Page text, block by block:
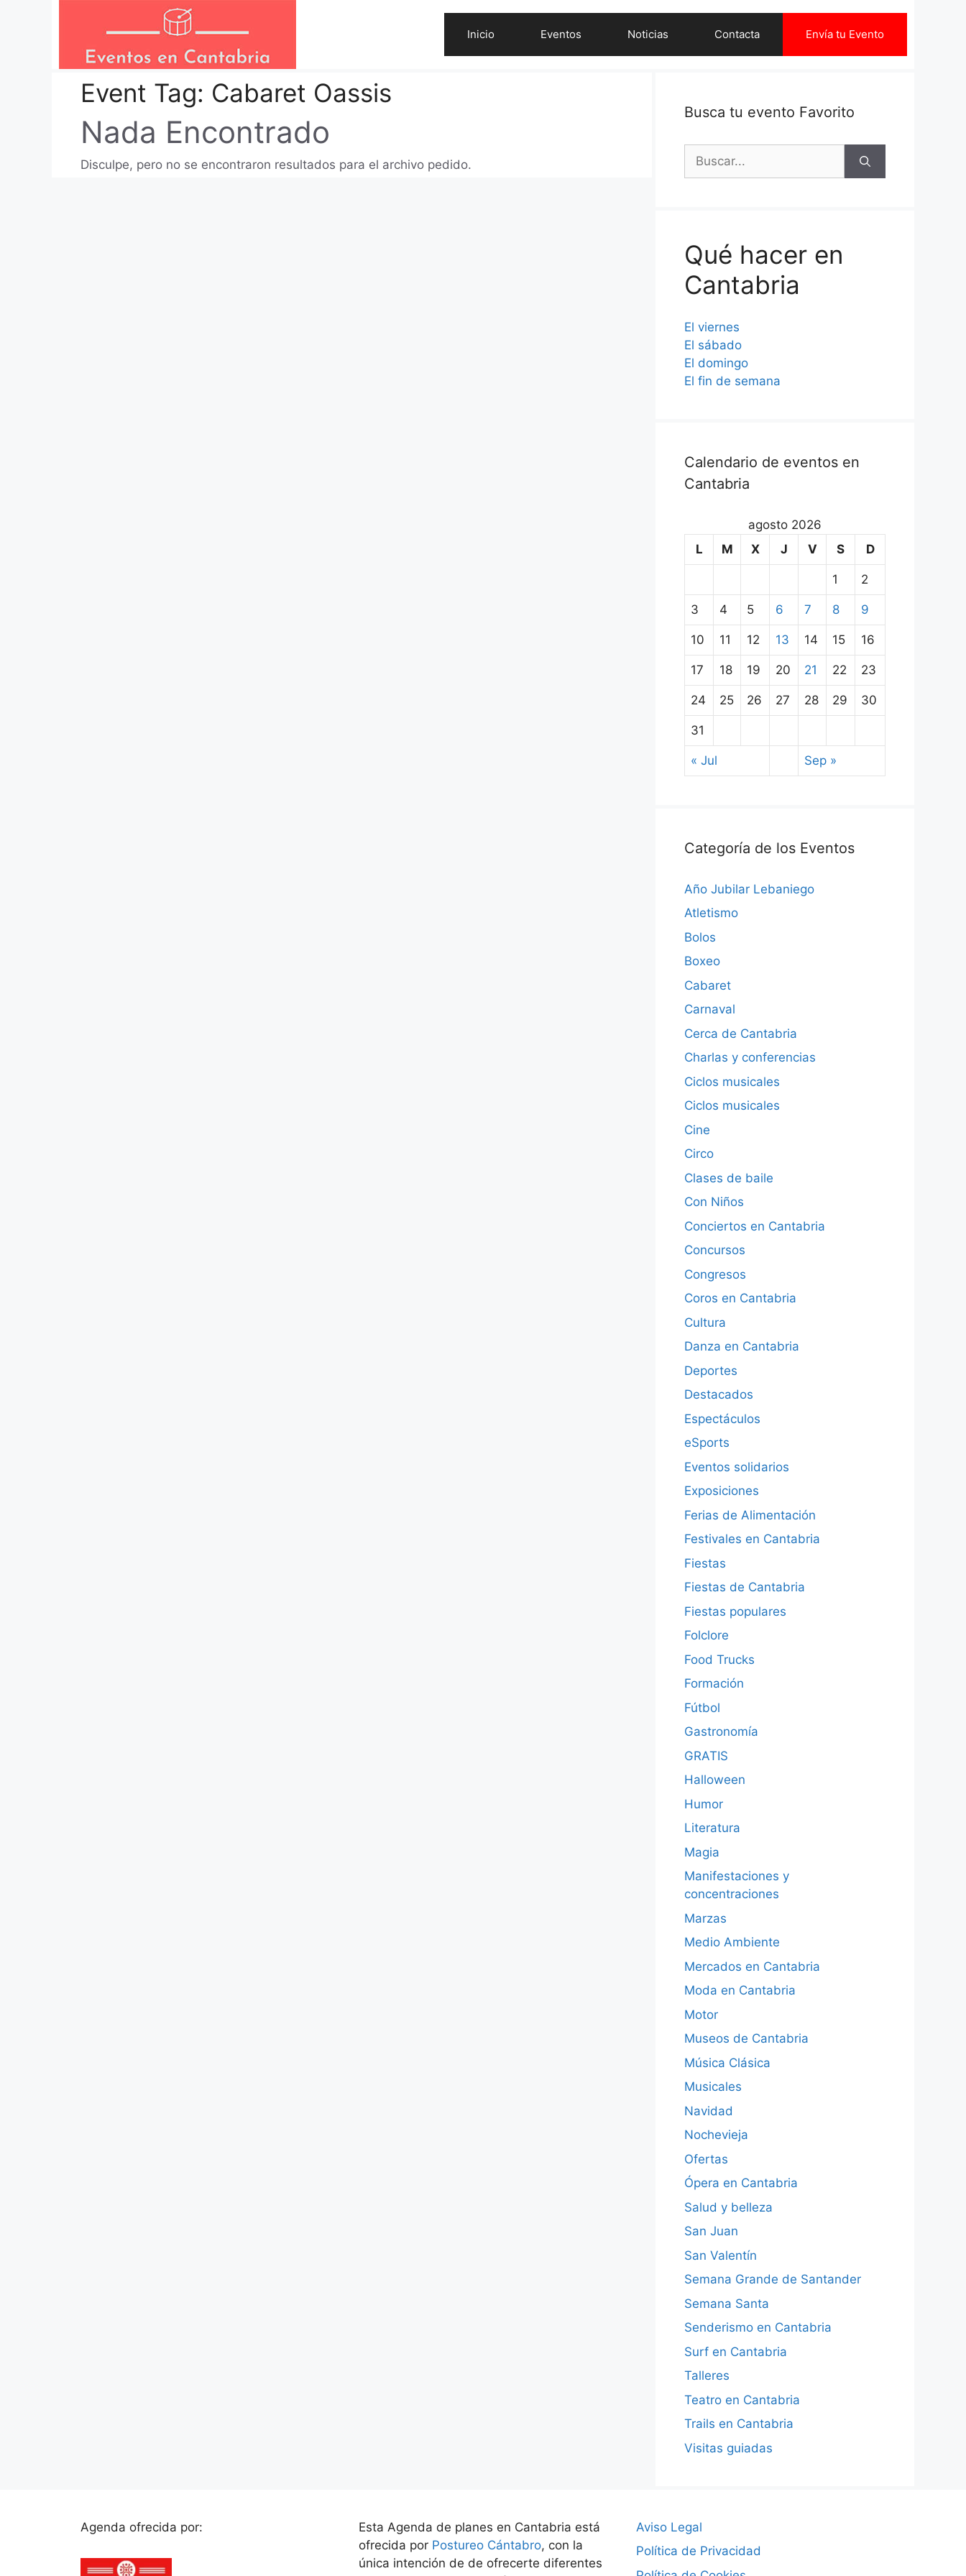
Inicio Eventos Noticias Contacta Envía tu Evento
Event Tag: Cabaret Oassis
Nada Encontrado
Disculpe, pero no se encontraron resultados para el archivo pedido.
Busca tu evento Favorito
Buscar:
Qué hacer en
Cantabria
El viernes
El sábado
El domingo
El fin de semana
Calendario de eventos en
Cantabria
agosto 2026
L
M X J V S D
1 2
3 4 5 6 7 8 9
10 11 12 13 14 15 16
17 18 19 20 21 22 23
24 25 26 27 28 29 30
31
« Jul Sep »
Categoría de los Eventos
Año Jubilar Lebaniego
Atletismo
Bolos
Boxeo
Cabaret
Carnaval
Cerca de Cantabria
Charlas y conferencias
Ciclos musicales
Ciclos musicales
Cine
Circo
Clases de baile
Con Niños
Conciertos en Cantabria
Concursos
Congresos
Coros en Cantabria
Cultura
Danza en Cantabria
Deportes
Destacados
Espectáculos
eSports
Eventos solidarios
Exposiciones
Ferias de Alimentación
Festivales en Cantabria
Fiestas
Fiestas de Cantabria
Fiestas populares
Folclore
Food Trucks
Formación
Fútbol
Gastronomía
GRATIS
Halloween
Humor
Literatura
Magia
Manifestaciones y
concentraciones
Marzas
Medio Ambiente
Mercados en Cantabria
Moda en Cantabria
Motor
Museos de Cantabria
Música Clásica
Musicales
Navidad
Nochevieja
Ofertas
Ópera en Cantabria
Salud y belleza
San Juan
San Valentín
Semana Grande de Santander
Semana Santa
Senderismo en Cantabria
Surf en Cantabria
Talleres
Teatro en Cantabria
Trails en Cantabria
Visitas guiadas
Agenda ofrecida por:
Esta Agenda de planes en Cantabria está
ofrecida por Postureo Cántabro, con la
única intención de de ofrecerte diferentes
Aviso Legal
Política de Privacidad